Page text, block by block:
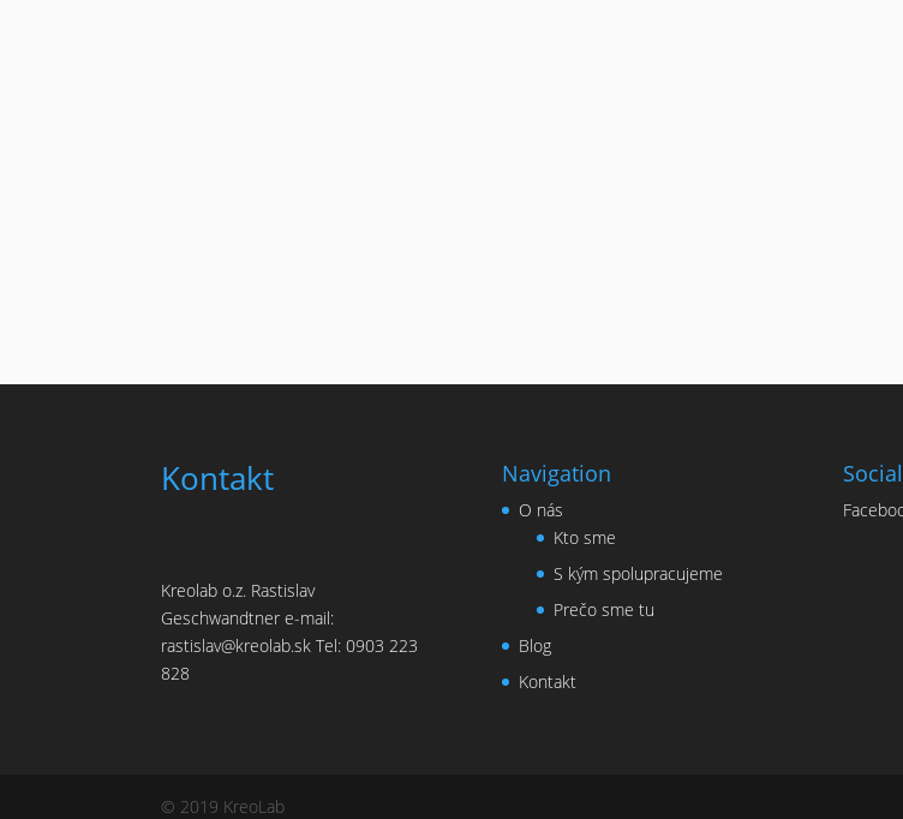
Kontakt
Kreolab o.z. Rastislav
Geschwandtner e-mail:
rastislav@kreolab.sk Tel: 0903 223
828
Navigation
O nás
Kto sme
S kým spolupracujeme
Prečo sme tu
Blog
Kontakt
© 2019 KreoLab